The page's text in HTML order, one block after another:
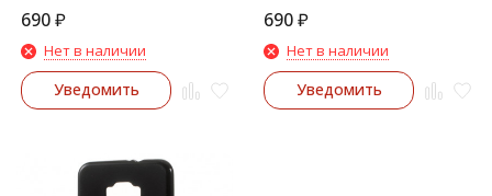
690₽
Нет в наличии
Уведомить
690₽
Нет в наличии
Уведомить